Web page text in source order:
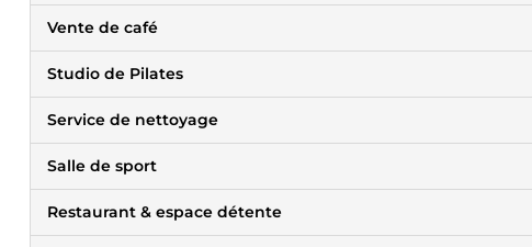
Vente de café
Studio de Pilates
Service de nettoyage
Salle de sport
Restaurant & espace détente